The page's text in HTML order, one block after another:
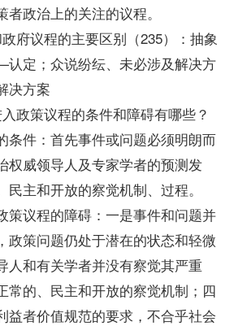
政治上的关注的议程。
议程的主要区别（235）：抽象
定；众说纷纭、未必涉及解决方
决方案
策议程的条件和障碍有哪些？
件：首先事件或问题必须明朗而
权威领导人及专家学者的预测发
主和开放的察觉机制、过程。
议程的障碍：一是事件和问题并
政策问题仍处于潜在的状态和轻微
人和有关学者并没有察觉其严重
常的、民主和开放的察觉机制；四
益者价值规范的要求，不合乎社会